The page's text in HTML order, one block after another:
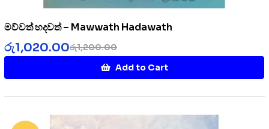
මව්වත් හදවත් – Mawwath Hadawath
රු1,200.00
රු1,020.00
Add to Cart